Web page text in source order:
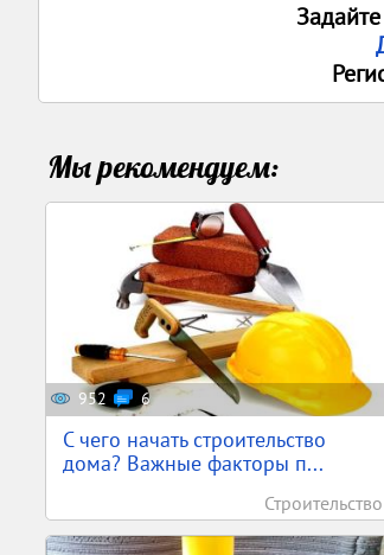
Мы рекомендуем:
952 6
С чего начать строительство
дома? Важные факторы п...
Строительство